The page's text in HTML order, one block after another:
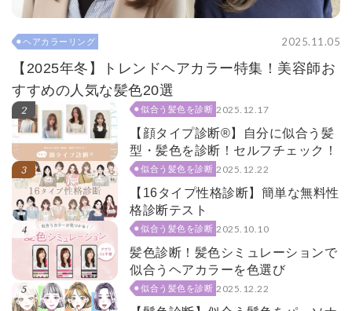
ヘアカラーリング 2025.11.05
【2025年冬】トレンドヘアカラー特集！美容師お
すすめの人気な髪色20選
似合う髪色を診断 2025.12.17
【顔タイプ診断®】自分に似合う髪
型・髪色を診断！セルフチェック！
似合う髪色を診断 2025.12.22
【16タイプ性格診断】簡単な無料性
格診断テスト
似合う髪色を診断 2025.10.10
髪色診断！髪色シミュレーションで
似合うヘアカラーを色選び
似合う髪色を診断 2025.12.22